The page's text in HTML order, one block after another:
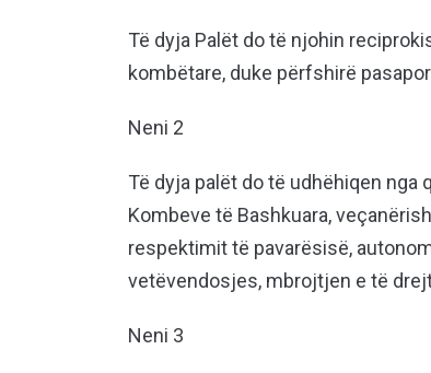
Të dyja Palët do të njohin
kombëtare, duke përfshirë
Neni 2
Të dyja palët do të udhëhiqen nga
Kombeve të Bashkuara,
respektimit të pavarësisë,
vetëvendosjes, mbrojtjen e të
Neni 3